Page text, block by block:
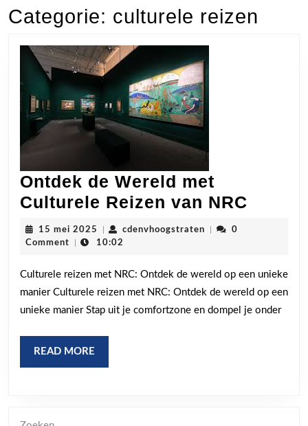
Categorie: culturele reizen
Ontdek de Wereld met
Culturele Reizen van NRC
Reizen
15 mei 2025 15
mei
cdenvhoogstraten cdenvhoogstraten
0
Comment
10:02
Culturele reizen met NRC: Ontdek de wereld op een unieke
manier Culturele reizen met NRC: Ontdek de wereld op een
unieke manier Stap uit je comfortzone en dompel je onder
READ MORE
MORE